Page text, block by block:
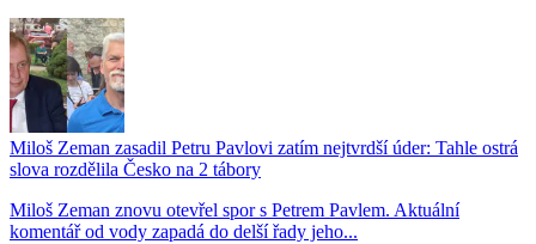
Miloš Zeman zasadil Petru Pavlovi zatím nejtvrdší úder: Tahle ostrá
slova rozdělila Česko na 2 tábory
Miloš Zeman znovu otevřel spor s Petrem Pavlem. Aktuální
komentář od vody zapadá do delší řady jeho...